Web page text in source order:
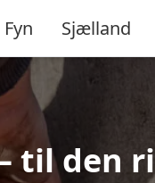
Fyn Sjælland
til den